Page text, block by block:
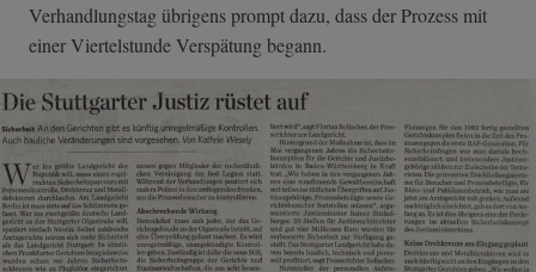
Verhandlungstag übrigens prompt dazu, dass der Prozess mit
einer Viertelstunde Verspätung begann.